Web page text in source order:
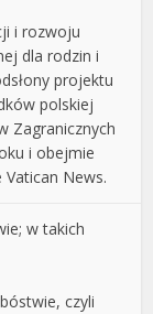
i rozwoju
dla rodzin i
projektu
polskiej
Zagranicznych
i obejmie
News.
w takich
czyli